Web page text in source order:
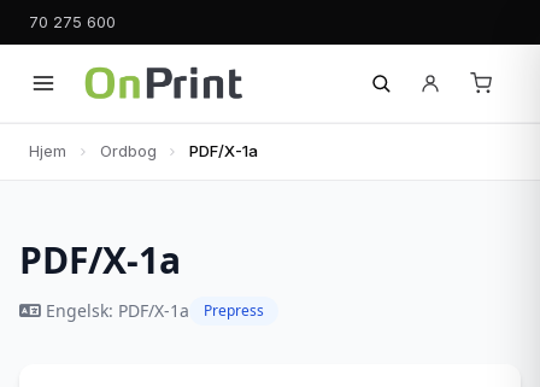
70 275 600
Hjem Ordbog PDF/X-1a
PDF/X-1a
Engelsk: PDF/X-1a Prepress